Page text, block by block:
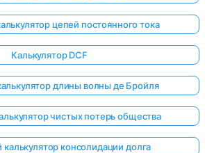
цепей постоянного тока
Калькулятор DCF
длины волны де Бройля
чистых потерь общества
консолидации долга